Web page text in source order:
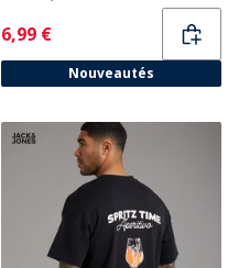
Current
6,99 €
Nouveautés